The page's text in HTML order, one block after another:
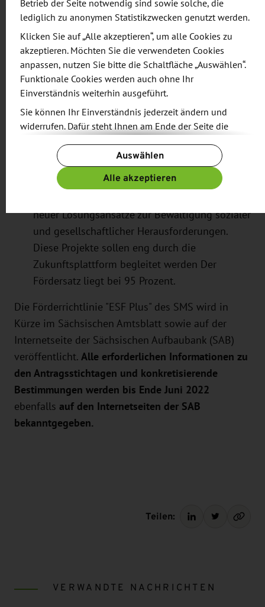
Prozent.
Mit der neuen Förderung einer
Zukunftsplattform für soziale Innovationen
soll eine Austausch- und Koordinationsstruktur
zur Stärkung und Förderung sozialer
Innovationen in Sachsen etabliert werden. Ihre
Aufgaben sind die Vernetzung relevanter
Akteure sowie Entwicklung, Identifikation,
Beratung und Begleitung von sozial
innovativen Vorhaben. Die ebenfalls neue
Förderung sozial innovativer Modellprojekte
neuer Lösungsansätze zur Bewältigung sozialer
und gesellschaftlicher Herausforderungen.
Diese Projekte sollen eng durch die
Zukunftsplattform begleitet werden Der
Fördersatz liegt bei 95 Prozent.
Die Förderrichtlinie "ESF Plus" des SMS wird in
Kürze im Sächsischen Amtsblatt sowie auf der
Internetseite der Sächsischen Aufbaubank (SAB)
veröffentlicht. Alle erforderlichen Informationen zu
den Antragsstichtagen und konkretisierende
Bestimmungen werden bis Ende Juni 2022
ebenfalls auf den Internetseiten der SAB
bekanntgegeben.
Teilen:
VERWANDTE NACHRICHTEN
Betrieb der Seite notwendig sind sowie solche, die
lediglich zu anonymen Statistikzwecken genutzt werden.
Klicken Sie auf „Alle akzeptieren“, um alle Cookies zu
akzeptieren. Möchten Sie die verwendeten Cookies
anpassen, nutzen Sie bitte die Schaltfläche „Auswählen“.
Funktionale Cookies werden auch ohne Ihr
Einverständnis weiterhin ausgeführt.
Sie können Ihr Einverständnis jederzeit ändern und
widerrufen. Dafür steht Ihnen am Ende der Seite die
Verfügung.
Weitere Informationen finden Sie in unseren
Datenschutzbestimmungenund ergänzend in unserem
Auswählen
Alle akzeptieren